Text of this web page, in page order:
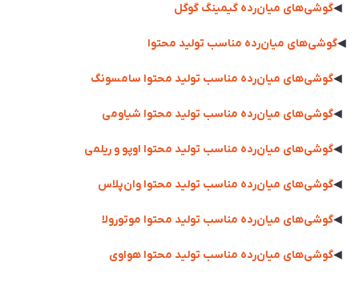
◀گوشی‌های میان‌رده گیمینگ گوگل
◀گوشی‌های میان‌رده مناسب تولید محتوا
◀گوشی‌های میان‌رده مناسب تولید محتوا سامسونگ
◀گوشی‌های میان‌رده مناسب تولید محتوا شیاومی
◀گوشی‌های میان‌رده مناسب تولید محتوا اوپو و ریلمی
◀گوشی‌های میان‌رده مناسب تولید محتوا وان‌پلاس
◀گوشی‌های میان‌رده مناسب تولید محتوا موتورولا
◀گوشی‌های میان‌رده مناسب تولید محتوا هواوی